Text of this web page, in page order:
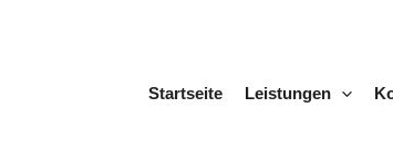
Startseite
Leistungen